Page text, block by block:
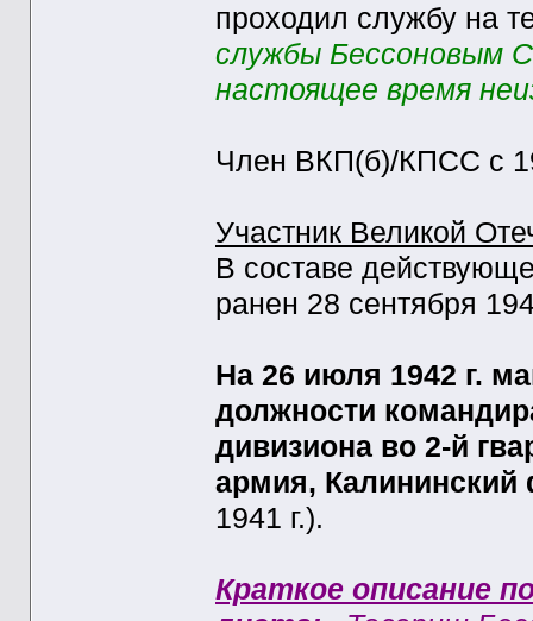
проходил службу на
службы Бессоновым
настоящее время
Член ВКП(б)/КПСС с
Участник Великой
В составе
ранен 28 сентября
На 26 июля 1942 г.
должности
дивизиона во 2-й
армия, Калининский
1941 г.).
Краткое описание